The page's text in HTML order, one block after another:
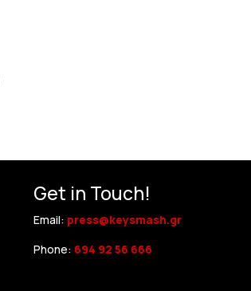
Get in Touch!
Email: press@keysmash.gr
Phone: 694 92 56 666